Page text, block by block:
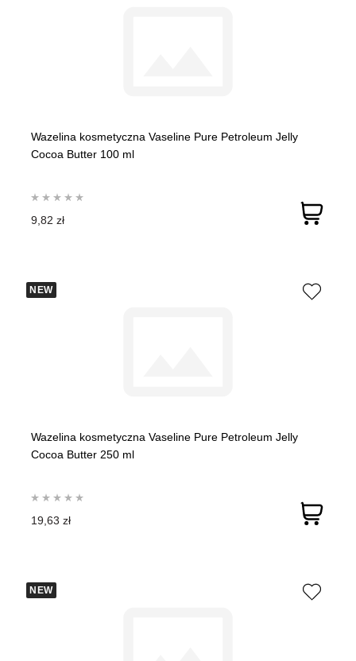
Wazelina kosmetyczna Vaseline Pure Petroleum Jelly
Cocoa Butter 100 ml
9,82 zł
NEW
Wazelina kosmetyczna Vaseline Pure Petroleum Jelly
Cocoa Butter 250 ml
19,63 zł
NEW